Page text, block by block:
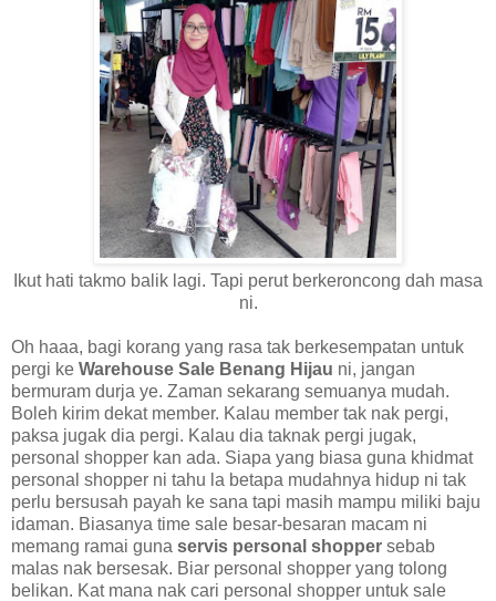
Ikut hati takmo balik lagi. Tapi perut berkeroncong dah masa
ni.
Oh haaa, bagi korang yang rasa tak berkesempatan untuk
pergi ke Warehouse Sale Benang Hijau ni, jangan
bermuram durja ye. Zaman sekarang semuanya mudah.
Boleh kirim dekat member. Kalau member tak nak pergi,
paksa jugak dia pergi. Kalau dia taknak pergi jugak,
personal shopper kan ada. Siapa yang biasa guna khidmat
personal shopper ni tahu la betapa mudahnya hidup ni tak
perlu bersusah payah ke sana tapi masih mampu miliki baju
idaman. Biasanya time sale besar-besaran macam ni
memang ramai guna servis personal shopper sebab
malas nak bersesak. Biar personal shopper yang tolong
belikan. Kat mana nak cari personal shopper untuk sale